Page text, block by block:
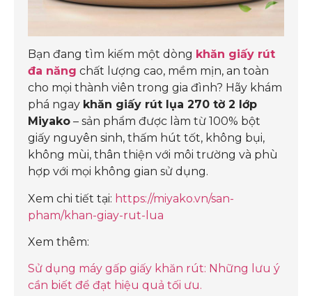
Bạn đang tìm kiếm một dòng khăn giấy rút
đa năng chất lượng cao, mềm mịn, an toàn
cho mọi thành viên trong gia đình? Hãy khám
phá ngay khăn giấy rút lụa 270 tờ 2 lớp
Miyako – sản phẩm được làm từ 100% bột
giấy nguyên sinh, thấm hút tốt, không bụi,
không mùi, thân thiện với môi trường và phù
hợp với mọi không gian sử dụng.
Xem chi tiết tại: https://miyako.vn/san-
pham/khan-giay-rut-lua
Xem thêm:
Sử dụng máy gấp giấy khăn rút: Những lưu ý
cần biết để đạt hiệu quả tối ưu.